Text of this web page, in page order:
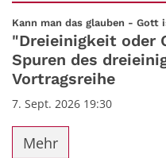
Datum: 7. September
Kann man das glauben - Gott
"Dreieinigkeit oder
Spuren des
Vortragsreihe
7. Sept. 2026 19:30
Mehr